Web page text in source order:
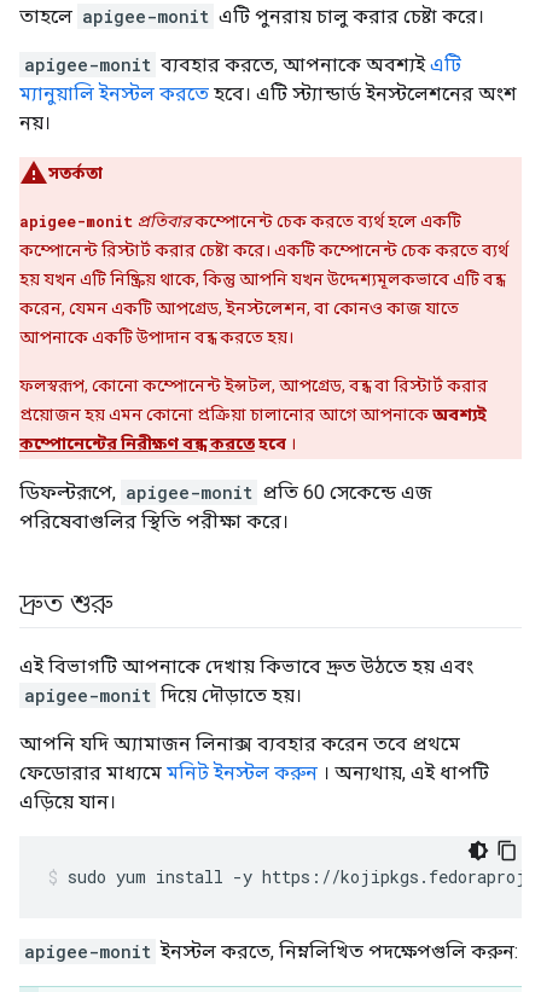
তাহলে apigee-monit এটি পুনরায় চালু করার চেষ্টা করে।
apigee-monit ব্যবহার করতে, আপনাকে অবশ্যইএটি
ম্যানুয়ালি ইনস্টল করতে হবে। এটি স্ট্যান্ডার্ড ইনস্টলেশনের অংশ
নয়।
সতর্কতা
apigee-monit প্রতিবারকম্পোনেন্ট চেক করতে ব্যর্থ হলে একটি
কম্পোনেন্ট রিস্টার্ট করার চেষ্টা করে। একটি কম্পোনেন্ট চেক করতে ব্যর্থ
হয় যখন এটি নিষ্ক্রিয় থাকে, কিন্তু আপনি যখন উদ্দেশ্যমূলকভাবে এটি বন্ধ
করেন, যেমন একটি আপগ্রেড, ইনস্টলেশন, বা কোনও কাজ যাতে
আপনাকে একটি উপাদান বন্ধ করতে হয়।
ফলস্বরূপ, কোনো কম্পোনেন্ট ইন্সটল, আপগ্রেড, বন্ধ বা রিস্টার্ট করার
প্রয়োজন হয় এমন কোনো প্রক্রিয়া চালানোর আগে আপনাকেঅবশ্যই
কম্পোনেন্টের নিরীক্ষণ বন্ধ করতেহবে ।
ডিফল্টরূপে, apigee-monit প্রতি 60 সেকেন্ডে এজ
পরিষেবাগুলির স্থিতি পরীক্ষা করে।
দ্রুত শুরু
এই বিভাগটি আপনাকে দেখায় কিভাবে দ্রুত উঠতে হয় এবং
apigee-monit দিয়ে দৌড়াতে হয়।
আপনি যদি অ্যামাজন লিনাক্স ব্যবহার করেন তবে প্রথমে
ফেডোরার মাধ্যমে মনিট ইনস্টল করুন । অন্যথায়, এই ধাপটি
এড়িয়ে যান।
sudo yum install -y https://
apigee-monit ইনস্টল করতে, নিম্নলিখিত পদক্ষেপগুলি করুন: